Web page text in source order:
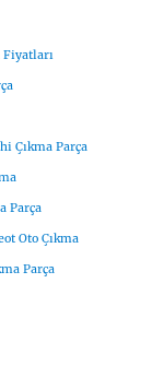
Fiyatları
Çıkma Parça
Parça
Oto Çıkma
Parça